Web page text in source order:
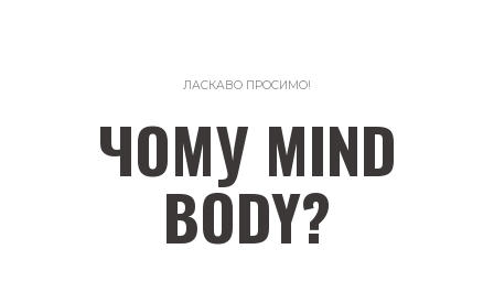
ЛАСКАВО ПРОСИМО!
ЧОМУ MIND
BODY?